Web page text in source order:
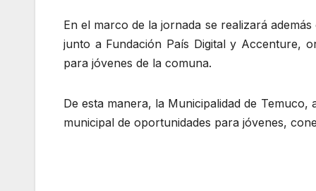
En el marco de la jornada se realizará
junto a Fundación País Digital y Accenture,
para jóvenes de la comuna.
De esta manera, la Municipalidad de
municipal de oportunidades para jóvenes,